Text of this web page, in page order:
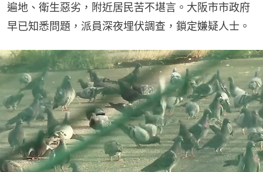
遍地、衛生惡劣，附近居民苦不堪言。大阪市市政府
早已知悉問題，派員深夜埋伏調查，鎖定嫌疑人士。